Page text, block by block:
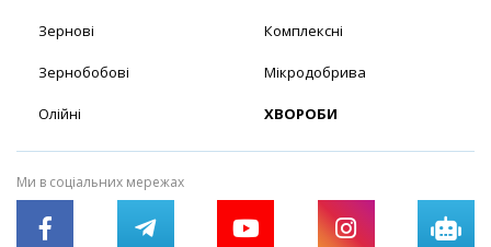
Зернові
Зернобобові
Олійні
Комплексні
Мікродобрива
ХВОРОБИ
Ми в соціальних мережах